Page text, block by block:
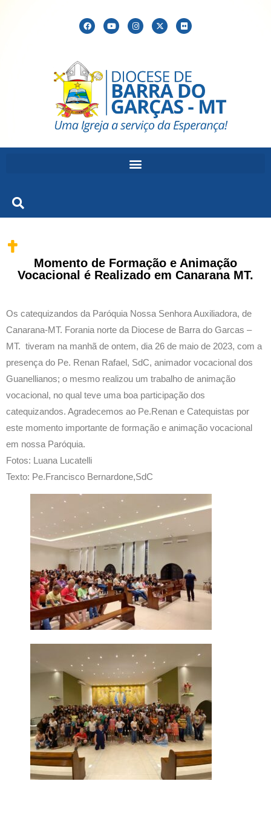
Momento de Formação e Animação
Vocacional é Realizado em Canarana MT.
Os catequizandos da Paróquia Nossa Senhora Auxiliadora, de
Canarana-MT. Forania norte da Diocese de Barra do Garcas –
MT. tiveram na manhã de ontem, dia 26 de maio de 2023, com a
presença do Pe. Renan Rafael, SdC, animador vocacional dos
Guanellianos; o mesmo realizou um trabalho de animação
vocacional, no qual teve uma boa participação dos
catequizandos. Agradecemos ao Pe.Renan e Catequistas por
este momento importante de formação e animação vocacional
em nossa Paróquia.
Fotos: Luana Lucatelli
Texto: Pe.Francisco Bernardone,SdC